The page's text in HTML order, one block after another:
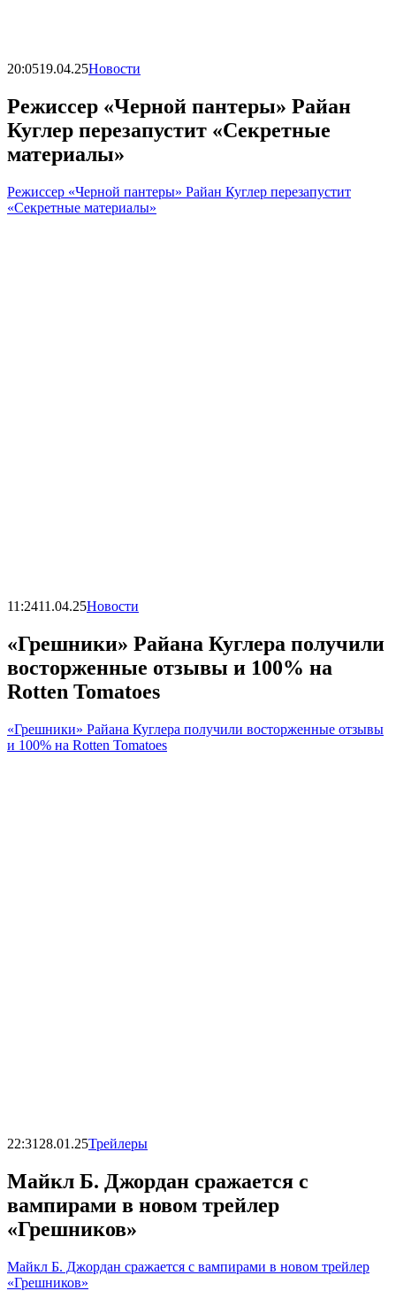
20:0519.04.25Новости
Режиссер «Черной пантеры» Райан
Куглер перезапустит «Секретные
материалы»
Режиссер «Черной пантеры» Райан Куглер перезапустит
«Секретные материалы»
11:2411.04.25Новости
«Грешники» Райана Куглера получили
восторженные отзывы и 100% на
Rotten Tomatoes
«Грешники» Райана Куглера получили восторженные отзывы
и 100% на Rotten Tomatoes
22:31 28.01.25Трейлеры
Майкл Б. Джордан сражается с
вампирами в новом трейлер
«Грешников»
Майкл Б. Джордан сражается с вампирами в новом трейлер
«Грешников»